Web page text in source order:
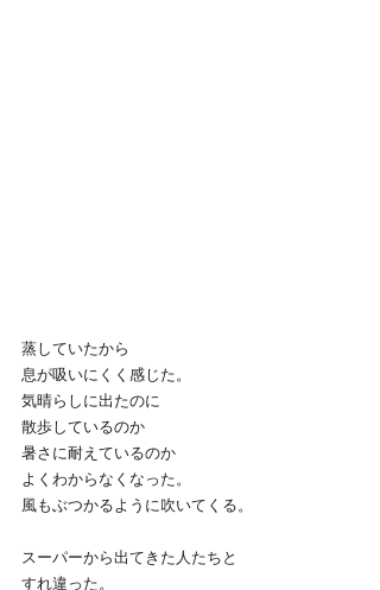
蒸していたから
息が吸いにくく感じた。
気晴らしに出たのに
散歩しているのか
暑さに耐えているのか
よくわからなくなった。
風もぶつかるように吹いてくる。
スーパーから出てきた人たちと
すれ違った。